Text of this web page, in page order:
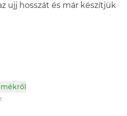
ujj hosszát és már készítjük